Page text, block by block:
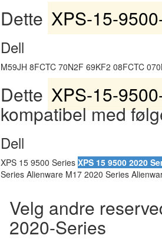
Dette XPS-15-
Dell
M59JH 8FCTC 70N2F 69KF2 08FCTC
Dette XPS-15-
kompatibel med
Dell
XPS 15 9500 Series XPS 15 9500 2020
Series Alienware M17 2020 Series
Velg andre
2020-Series